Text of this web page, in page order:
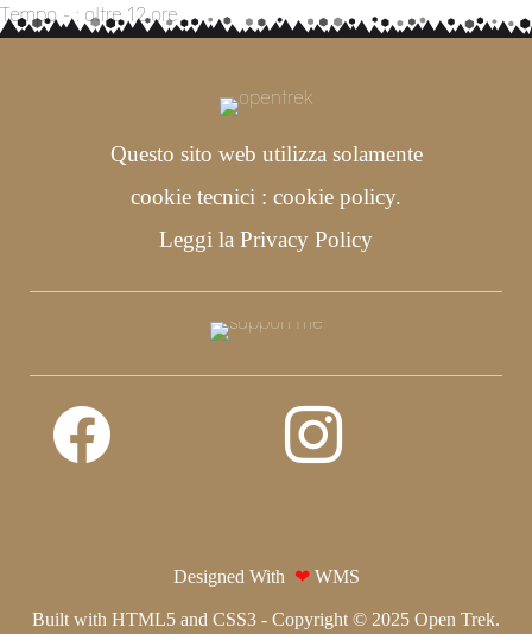
Tempo ~ : oltre 12 ore
Questo sito web utilizza solamente
cookie tecnici : cookie policy.
Leggi la Privacy Policy
Designed With ❤ WMS
Built with HTML5 and CSS3 - Copyright © 2025 Open Trek.